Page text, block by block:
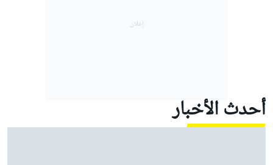
أحدث الأخبار